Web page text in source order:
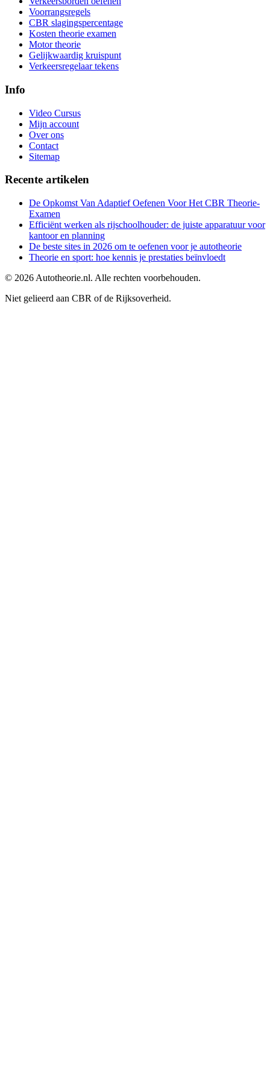
Voorrangsregels
CBR slagingspercentage
Kosten theorie examen
Motor theorie
Gelijkwaardig kruispunt
Verkeersregelaar tekens
Info
Video Cursus
Mijn account
Over ons
Contact
Sitemap
Recente artikelen
De Opkomst Van Adaptief Oefenen Voor Het CBR Theorie-
Examen
Efficiënt werken als rijschoolhouder: de juiste apparatuur voor
kantoor en planning
De beste sites in 2026 om te oefenen voor je autotheorie
Theorie en sport: hoe kennis je prestaties beïnvloedt
© 2026 Autotheorie.nl. Alle rechten voorbehouden.
Niet gelieerd aan CBR of de Rijksoverheid.